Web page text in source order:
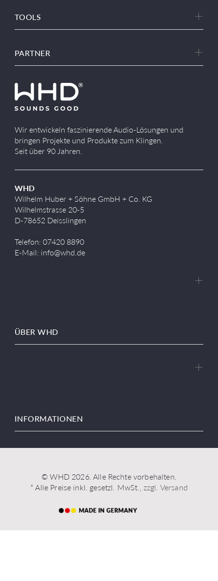
TOOLS
PARTNER
Wir entwickeln faszinierende Audio-Lösungen und
bringen Projekte und Produkte zum Klingen.
Seit über 90 Jahren.
WHD
Wilhelm Huber + Söhne GmbH + Co. KG
Wilhelmstrasse 20-5
D-78652 Deisslingen
Telefon: 07420 8890
E-Mail: info@whd.de
ÜBER WHD
INFORMATIONEN
© WHD 2026. Alle Rechte vorbehalten.
* Alle Preise inkl. gesetzl. MwSt., zzgl. Versand